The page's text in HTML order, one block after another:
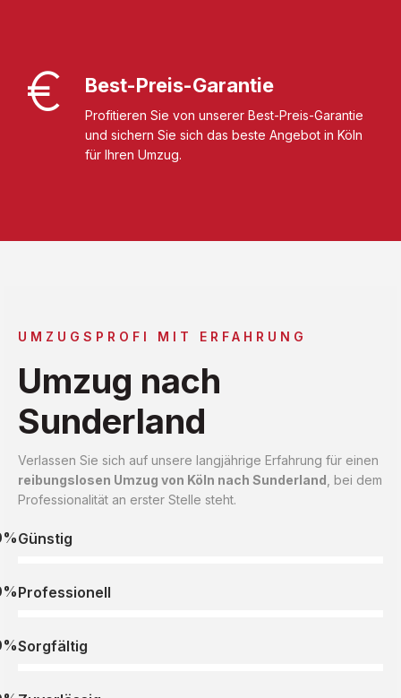
Best-Preis-Garantie
Profitieren Sie von unserer Best-Preis-Garantie
und sichern Sie sich das beste Angebot in Köln
für Ihren Umzug.
UMZUGSPROFI MIT ERFAHRUNG
Umzug nach
Sunderland
Verlassen Sie sich auf unsere langjährige Erfahrung für einen
reibungslosen Umzug von Köln nach Sunderland , bei dem
Professionalität an erster Stelle steht.
Günstig
Professionell
Sorgfältig